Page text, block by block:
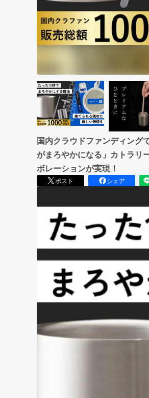
国内クラウドファンディング
がまろやかになる」カトラ
ボレーションが実現！
ポスト シェア